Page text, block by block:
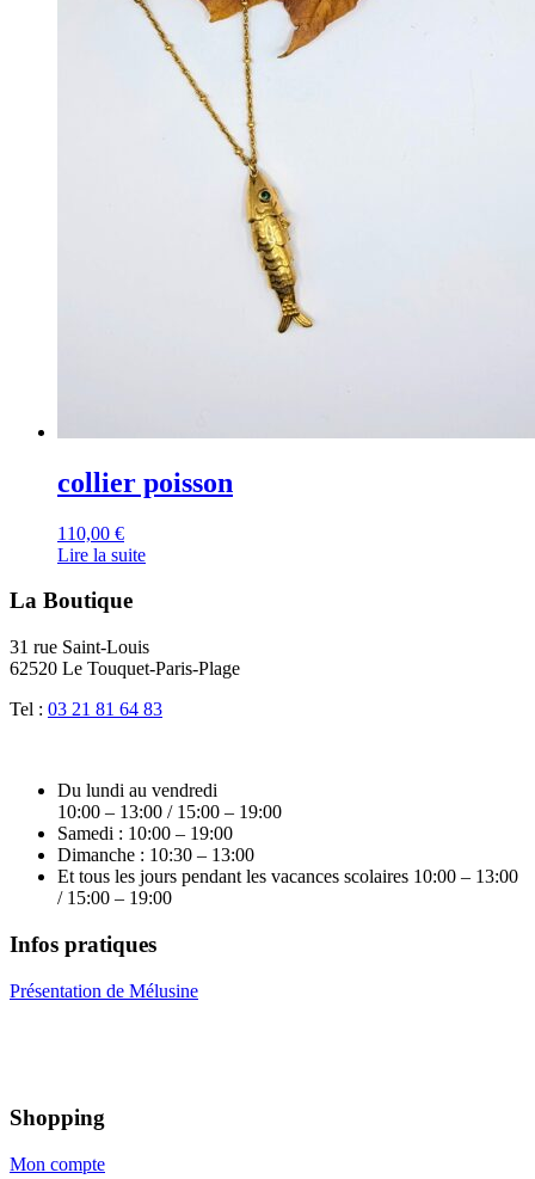
collier poisson
110,00 €
Lire la suite
La Boutique
31 rue Saint-Louis
62520 Le Touquet-Paris-Plage
Tel : 03 21 81 64 83
Du lundi au vendredi
10:00 – 13:00 / 15:00 – 19:00
Samedi : 10:00 – 19:00
Dimanche : 10:30 – 13:00
Et tous les jours pendant les vacances scolaires 10:00 – 13:00
/ 15:00 – 19:00
Infos pratiques
Présentation de Mélusine
Shopping
Mon compte